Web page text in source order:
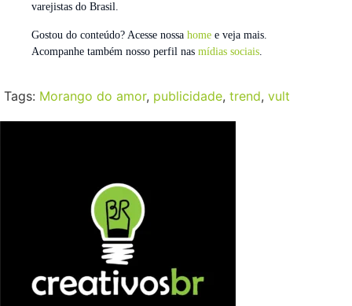
varejistas do Brasil.
Gostou do conteúdo? Acesse nossa home e veja mais.
Acompanhe também nosso perfil nas mídias sociais
Tags: Morango do amor, publicidade, trend, vult